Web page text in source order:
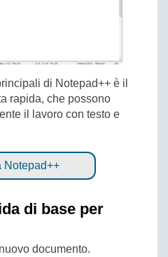
di Notepad++ è il
rapida, che possono
il lavoro con testo e
Notepad++
di base per
documento.